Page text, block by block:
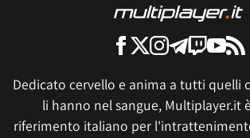
Dedicato cervello e anima a tutti quelli
li hanno nel sangue, Multiplayer.it
riferimento italiano per